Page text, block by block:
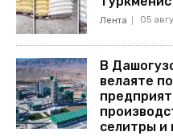
Лента 05
В
велаяте
селитры и